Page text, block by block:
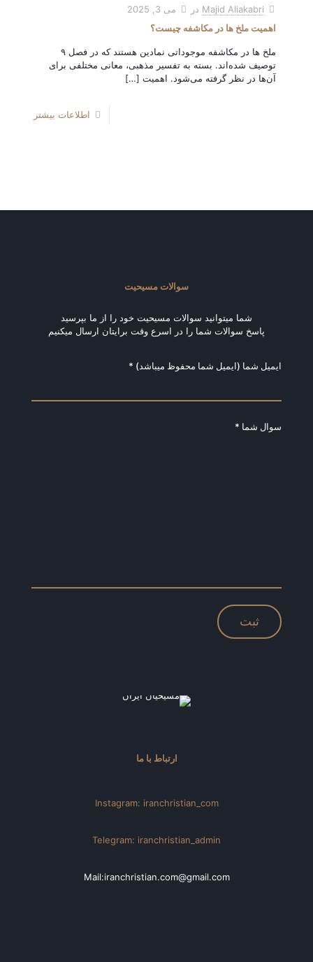
Majid Aliakabri در
می 3, 2025
اهمیت ملخ‌ ها در مکاشفه چیست؟
ملخ‌ ها در مکاشفه موجوداتی نمادین هستند که در فصل ۹
توصیف شده‌اند. بسته به تفسیر مذهبی، معانی مختلفی برای
آن‌ها در نظر گرفته می‌شود. اهمیت […]
اطلاعات بیشتر
سوالات مسیحیت
شما میتوانید سوالات مسیحیت خود را از ما بپرسید
پاسخ سوالات شما را در اسرع وقت برایتان ارسال میکنیم
ایمیل شما (ایمیل شما محفوظ میباشد) *
سوال شما *
ارتباط با ما
Instagram: iranchristian_com
Telegram: iranchristian_admin
Mail:iranchristian.com@gmail.com